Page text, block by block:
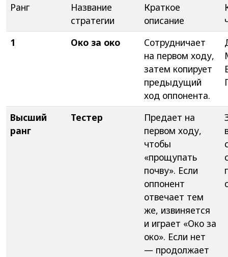
Ранг
Название
стратегии
Краткое
описание
1
Око за око
Сотрудничает
на первом ходу,
затем копирует
предыдущий
ход оппонента.
Высший
ранг
Тестер
Предает на
первом ходу,
чтобы
«прощупать
почву». Если
оппонент
отвечает тем
же, извиняется
и играет «Око за
око». Если нет
— продолжает